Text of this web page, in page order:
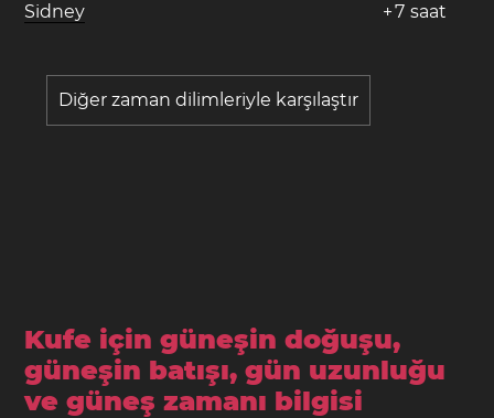
Sidney
+7 saat
Diğer zaman dilimleriyle karşılaştır
Kufe için güneşin doğuşu,
güneşin batışı, gün uzunluğu
ve güneş zamanı bilgisi